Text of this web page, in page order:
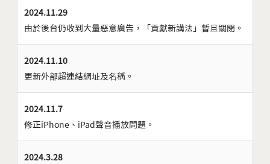
2024.11.29
由於後台仍收到大量惡意廣告，「貢獻新講法」暫且關閉。
2024.11.10
更新外部超連結網址及名稱。
2024.11.7
修正iPhone、iPad聲音播放問題。
2024.3.28